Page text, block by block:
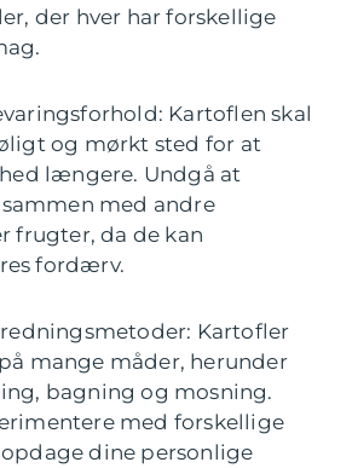
der hver har forskellige
Kartoflen skal
og mørkt sted for at
længere. Undgå at
med andre
frugter, da de kan
fordærv.
Kartofler
mange måder, herunder
bagning og mosning.
med forskellige
dine personlige